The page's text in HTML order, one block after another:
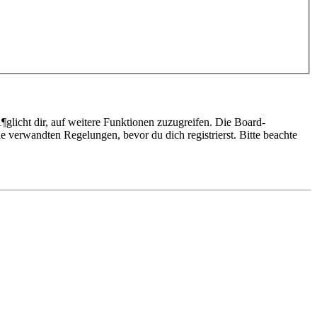
dir, auf weitere Funktionen zuzugreifen. Die Board-
Regelungen, bevor du dich registrierst. Bitte beachte